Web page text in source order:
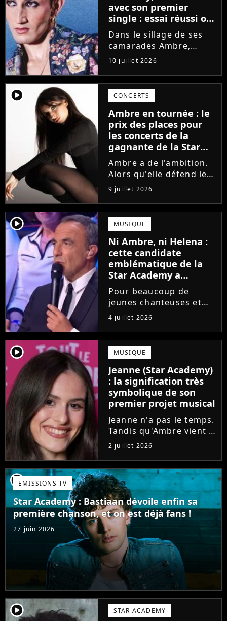
avec son premier
single : essai réussi ou
manqué ? Voici notre
avis !
Dans le sillage de ses
camarades Ambre,
Bastiaan ou Melissa,
Victor Aupecle lance
son projet musical ce
vendredi 10 juillet avec
la parution du single Je
fais de mon mieux. Le
demi-finaliste...
10 juillet 2026
player2 CONCERTS
Ambre en tournée : le
prix des places pour
les concerts de la
gagnante de la Star
Academy !
Ambre a de l'ambition.
Alors qu'elle défend le
single J'me demande et
qu'elle prépare son
premier album, la
gagnante de la dernière
saison de la Star
Academy annonce les
dates de sa...
9 juillet 2026
player2 MUSIQUE
Ni Ambre, ni Helena :
cette candidate
emblématique de la
Star Academy a
souffert après
l'émission, "J'étais
traitée de potiche"
Pour beaucoup de
jeunes chanteuses et
chanteurs, la Star
Academy est un rêve.
Mais comme l'a rappelé
une ancienne gagnante,
l'émission de TF1 n'est
pas toujours simple à
vivre.
4 juillet 2026
player2 MUSIQUE
Jeanne (Star Academy)
: la signification très
symbolique de son
premier projet musical
Jeanne n'a pas le temps.
Tandis qu'Ambre vient à
peine de dévoiler son
premier single, l'ex-
candidate de la Star
Academy s'apprête à
sortir un troisième titre
(Les règles) et vient...
2 juillet 2026
player2EMISSIONS TV
Star Academy : Bastiaan dévoile enfin sa
première chanson, et on est déjà fans !
27 juin 2026
player2 STAR ACADEMY